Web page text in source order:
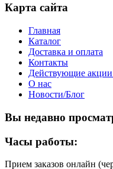
Карта сайта
Главная
Каталог
Доставка и оплата
Контакты
Действующие
О нас
Новости/Блог
Вы недавно
Часы работы:
Прием заказов онлайн